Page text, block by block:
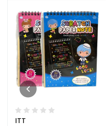
ITT